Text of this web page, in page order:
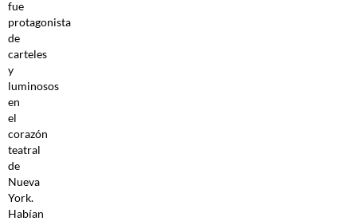
fue
protagonista
de
carteles
y
luminosos
en
el
corazón
teatral
de
Nueva
York.
Habían